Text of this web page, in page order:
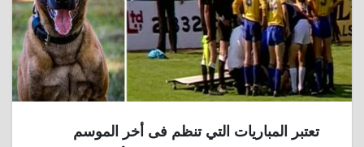
تعتبر المباريات التي تنظم فى أخر الموسم